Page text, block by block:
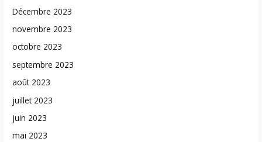
Décembre 2023
novembre 2023
octobre 2023
septembre 2023
août 2023
juillet 2023
juin 2023
mai 2023